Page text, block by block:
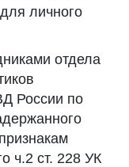
личного
отдела
России по
ч.2 ст. 228 УК